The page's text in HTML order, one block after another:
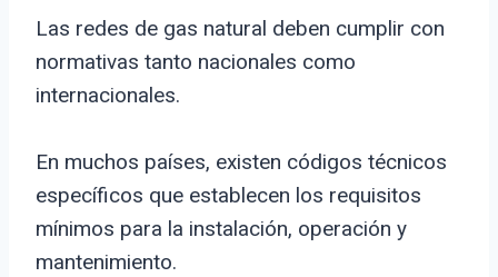
Las redes de gas natural deben cumplir con
normativas tanto nacionales como
internacionales.
En muchos países, existen códigos técnicos
específicos que establecen los requisitos
mínimos para la instalación, operación y
mantenimiento.